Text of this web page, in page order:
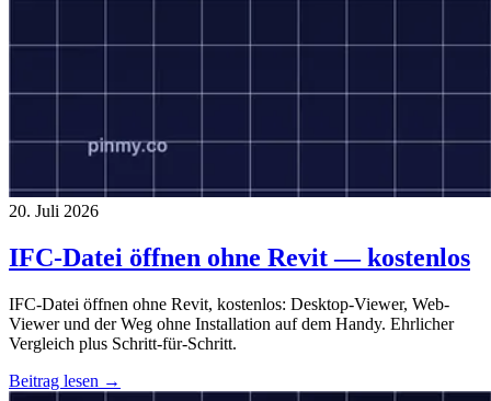
20. Juli 2026
IFC-Datei öffnen ohne Revit — kostenlos
IFC-Datei öffnen ohne Revit, kostenlos: Desktop-Viewer, Web-
Viewer und der Weg ohne Installation auf dem Handy. Ehrlicher
Vergleich plus Schritt-für-Schritt.
Beitrag lesen →